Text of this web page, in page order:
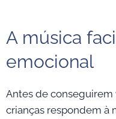
A música
emocional
Antes de conseguirem
crianças respondem à